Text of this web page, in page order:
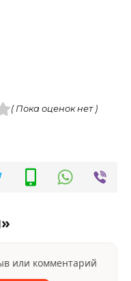
( Пока оценок нет )
или комментарий